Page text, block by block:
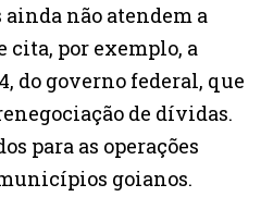
não atendem a
cita, por exemplo, a
do governo federal, que
de dívidas.
para as operações
goianos.